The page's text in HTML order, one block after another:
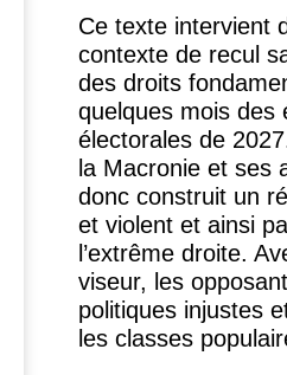
Ce texte intervient
contexte de recul
des droits
quelques mois des
électorales de
la Macronie et ses
donc construit un
et violent et ainsi
l’extrême droite.
viseur, les opposant
politiques injustes
les classes